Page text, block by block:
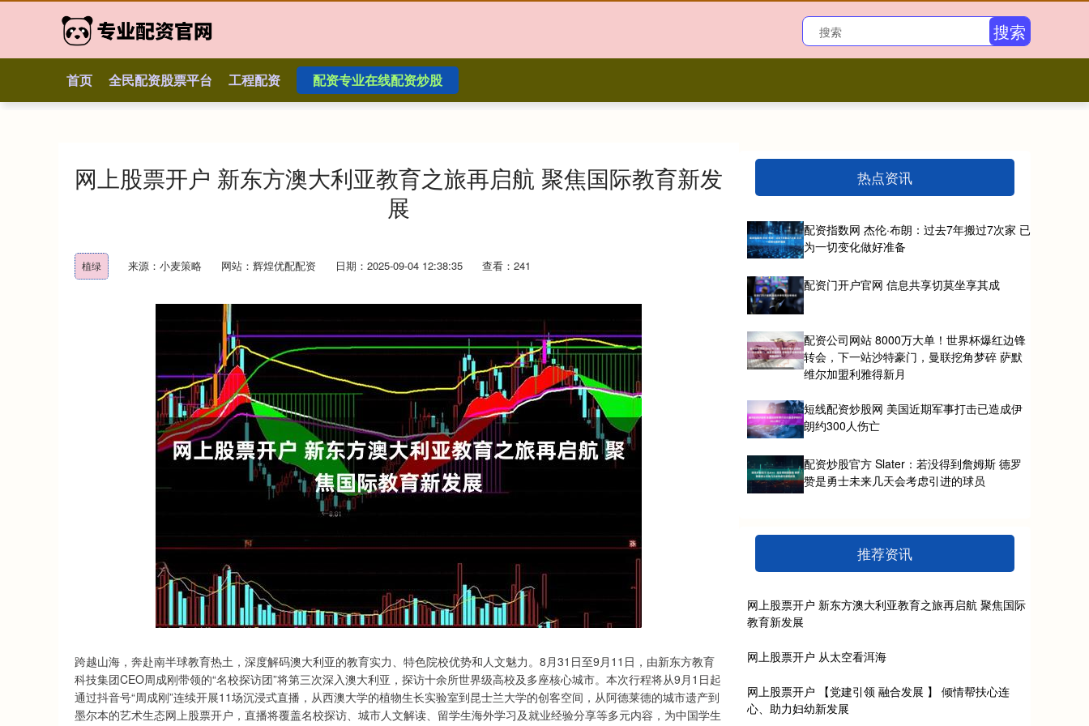
搜索
首页 全民配资股票平台 工程配资 配资专业在线配资炒股
网上股票开户 新东方澳大利亚教育之旅再启航 聚焦国际教育新发
展
植绿 来源：小麦策略 网站：辉煌优配配资 日期：2025-09-04 12:38:35 查看：241
跨越山海，奔赴南半球教育热土，深度解码澳大利亚的教育实力、特色院校优势和人文魅力。8月31日至9月11日，由新东方教育
科技集团CEO周成刚带领的“名校探访团”将第三次深入澳大利亚，探访十余所世界级高校及多座核心城市。本次行程将从9月1日起
通过抖音号“周成刚”连续开展11场沉浸式直播，从西澳大学的植物生长实验室到昆士兰大学的创客空间，从阿德莱德的城市遗产到
墨尔本的艺术生态网上股票开户，直播将覆盖名校探访、城市人文解读、留学生海外学习及就业经验分享等多元内容，为中国学生
热点资讯
配资指数网 杰伦·布朗：过去7年搬过7次家 已
为一切变化做好准备
配资门开户官网 信息共享切莫坐享其成
配资公司网站 8000万大单！世界杯爆红边锋
转会，下一站沙特豪门，曼联挖角梦碎 萨默
维尔加盟利雅得新月
短线配资炒股网 美国近期军事打击已造成伊
朗约300人伤亡
配资炒股官方 Slater：若没得到詹姆斯 德罗
赞是勇士未来几天会考虑引进的球员
推荐资讯
网上股票开户 新东方澳大利亚教育之旅再启航 聚焦国际
教育新发展
网上股票开户 从太空看洱海
网上股票开户 【党建引领 融合发展 】 倾情帮扶心连
心、助力妇幼新发展